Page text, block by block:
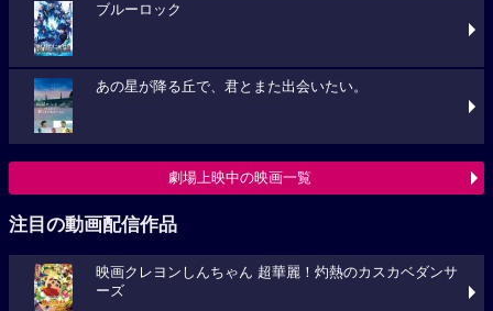
ブルーロック
あの星が降る丘で、君とまた出会いたい。
劇場上映中の映画一覧
注目の動画配信作品
映画クレヨンしんちゃん 超華麗！灼熱のカスカベダンサ
ーズ